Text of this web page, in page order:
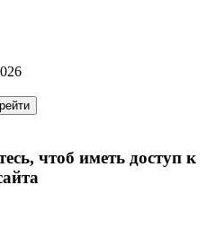
чтоб иметь доступ к